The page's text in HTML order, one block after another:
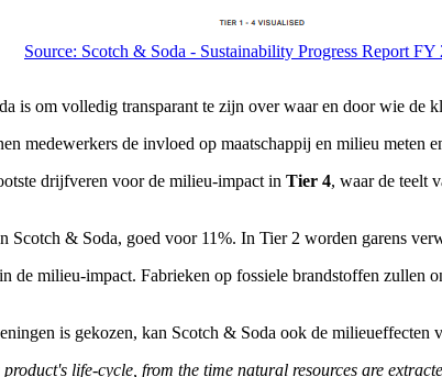
Source: Scotch & Soda - Sustainability Progress Report FY
is om volledig transparant te zijn over waar en door wie de
medewerkers de invloed op maatschappij en milieu meten
drijfveren voor de milieu-impact in Tier 4, waar de teelt
Scotch & Soda, goed voor 11%. In Tier 2 worden garens
de milieu-impact. Fabrieken op fossiele brandstoffen
is gekozen, kan Scotch & Soda ook de milieueffecten
life-cycle, from the time natural resources are